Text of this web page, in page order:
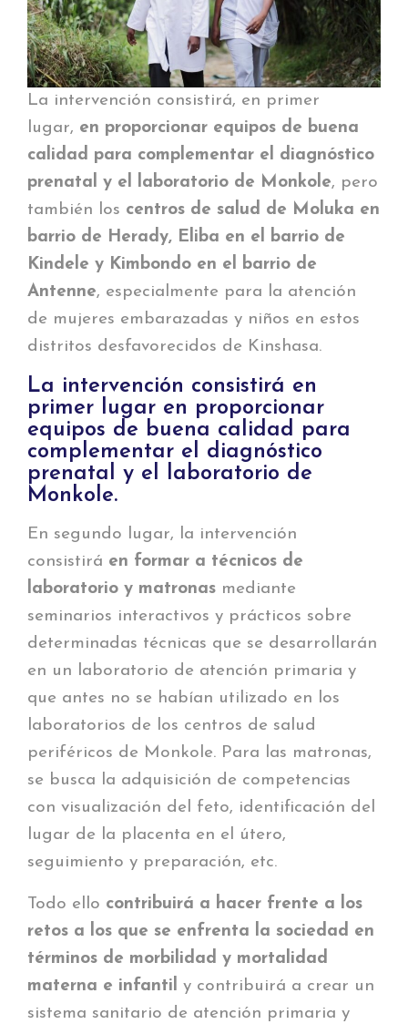
La intervención consistirá, en primer
lugar, en proporcionar equipos de buena
calidad para complementar el diagnóstico
prenatal y el laboratorio de Monkole, pero
también los centros de salud de Moluka en
barrio de Herady, Eliba en el barrio de
Kindele y Kimbondo en el barrio de
Antenne, especialmente para la atención
de mujeres embarazadas y niños en estos
distritos desfavorecidos de Kinshasa.
La intervención consistirá en
primer lugar en proporcionar
equipos de buena calidad para
complementar el diagnóstico
prenatal y el laboratorio de
Monkole.
En segundo lugar, la intervención
consistirá en formar a técnicos de
laboratorio y matronas mediante
seminarios interactivos y prácticos sobre
determinadas técnicas que se desarrollarán
en un laboratorio de atención primaria y
que antes no se habían utilizado en los
laboratorios de los centros de salud
periféricos de Monkole. Para las matronas,
se busca la adquisición de competencias
con visualización del feto, identificación del
lugar de la placenta en el útero,
seguimiento y preparación, etc.
Todo ello contribuirá a hacer frente a los
retos a los que se enfrenta la sociedad en
términos de morbilidad y mortalidad
materna e infantil y contribuirá a crear un
sistema sanitario de atención primaria y